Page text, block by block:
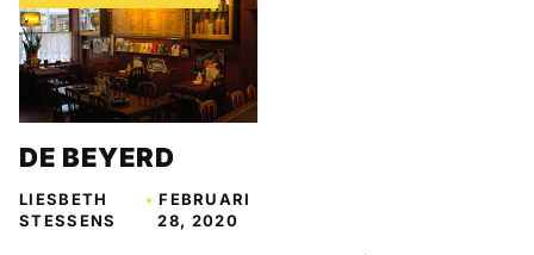
DE BEYERD
LIESBETH
STESSENS
•FEBRUARI
28, 2020